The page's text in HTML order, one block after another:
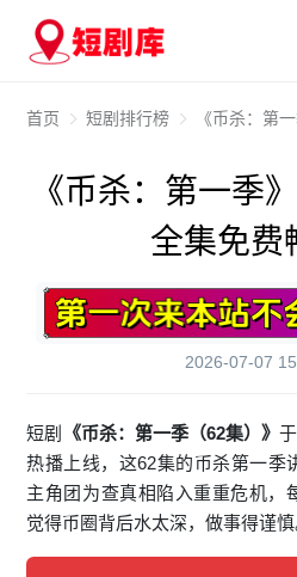
首页 短剧排行榜 《币杀：第一
《币杀：第一季
全集免费
2026-07-07
短剧 《币杀：第一季（62集）》
热播上线，这62集的币杀第一季
主角团为查真相陷入重重危机，
觉得币圈背后水太深，做事得谨慎